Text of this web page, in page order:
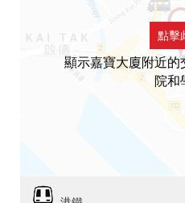
點擊
顯示嘉寶大廈附近的
院和